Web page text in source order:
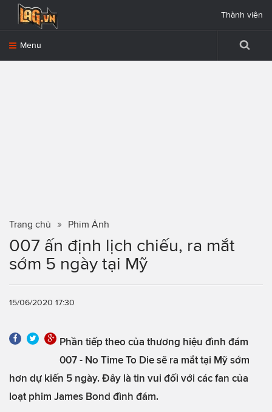
Menu
Thành viên
Trang chủ Phim Ảnh
007 ấn định lịch chiếu, ra mắt
sớm 5 ngày tại Mỹ
15/06/2020 17:30
Phần tiếp theo của thương hiệu đình đám
007 - No Time To Die sẽ ra mắt tại Mỹ sớm
hơn dự kiến 5 ngày. Đây là tin vui đối với các fan của
loạt phim James Bond đình đám.